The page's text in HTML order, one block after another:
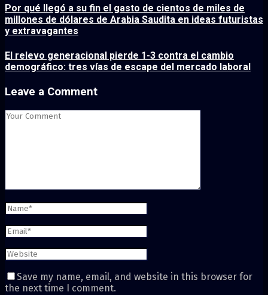
Por qué llegó a su fin el gasto de cientos de miles de
millones de dólares de Arabia Saudita en ideas futuristas
y extravagantes
El relevo generacional pierde 1-3 contra el cambio
demográfico: tres vías de escape del mercado laboral
Leave a Comment
Save my name, email, and website in this browser for
the next time I comment.